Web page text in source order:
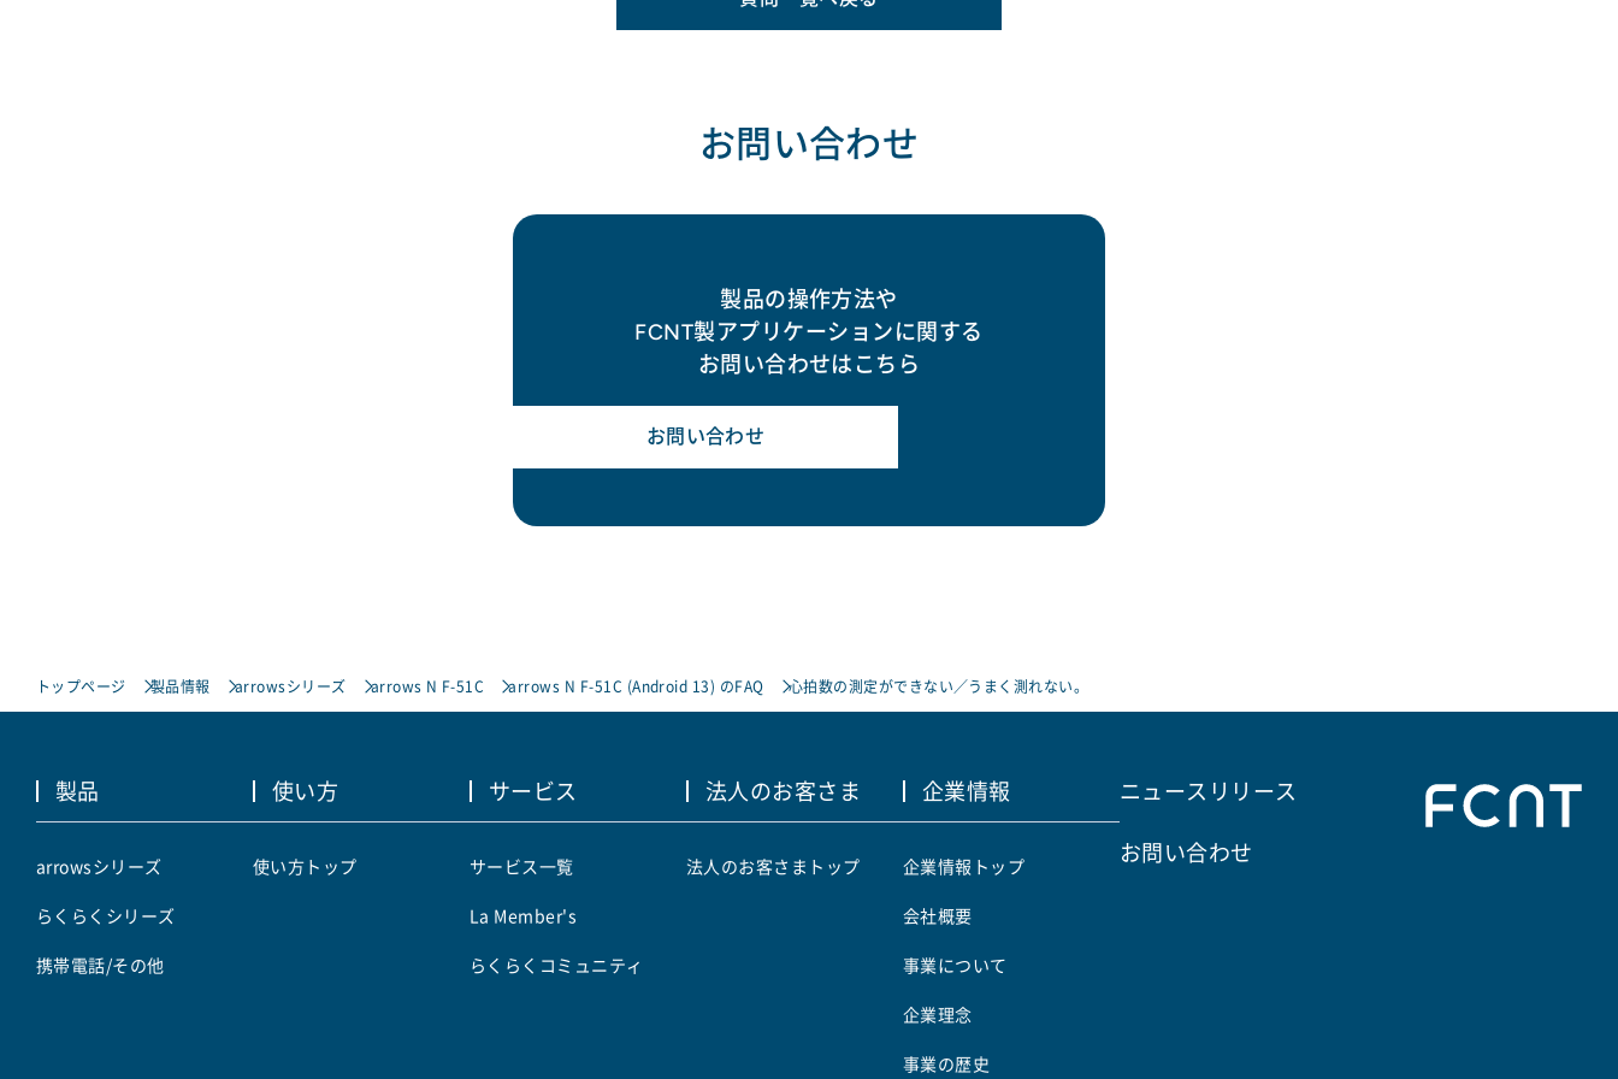
お問い合わせ
製品の操作方法や
FCNT製アプリケーションに関する
お問い合わせはこちら
お問い合わせ
トップページ 製品情報 arrowsシリーズ arrows N F-51C arrows N F-51C (Android 13) のFAQ 心拍数の測定ができない／うまく測れない。
製品
arrowsシリーズ
らくらくシリーズ
携帯電話/その他
使い方
使い方トップ
サービス
サービス一覧
La Member's
らくらくコミュニティ
法人のお客さま
法人のお客さまトップ
企業情報
企業情報トップ
会社概要
事業について
企業理念
事業の歴史
ニュースリリース
お問い合わせ